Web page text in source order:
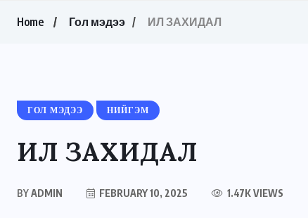
Home Гол мэдээ ИЛ ЗАХИДАЛ
ГОЛ МЭДЭЭ НИЙГЭМ
ИЛ ЗАХИДАЛ
BYADMIN FEBRUARY 10, 2025 1.47K VIEWS